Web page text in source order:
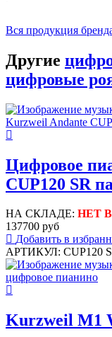
Вся продукция
Другие
цифровые
Цифровое
CUP120 SR
НА СКЛАДЕ: НЕТ
137700 руб
Добавить в
АРТИКУЛ: CUP120
Kurzweil M1